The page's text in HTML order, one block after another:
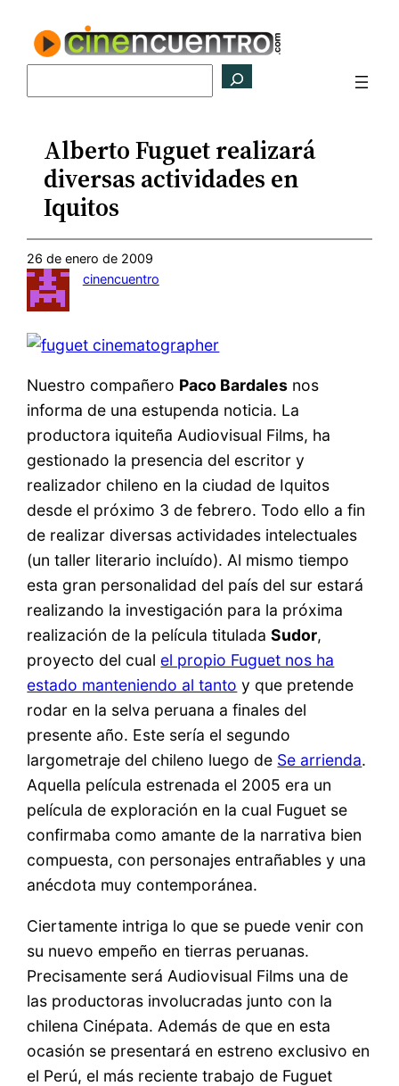
contenido
Alberto Fuguet realizará
diversas actividades en
Iquitos
26 de enero de 2009
cinencuentro
Nuestro compañero Paco Bardales nos
informa de una estupenda noticia. La
productora iquiteña Audiovisual Films, ha
gestionado la presencia del escritor y
realizador chileno en la ciudad de Iquitos
desde el próximo 3 de febrero. Todo ello a fin
de realizar diversas actividades intelectuales
(un taller literario incluído). Al mismo tiempo
esta gran personalidad del país del sur estará
realizando la investigación para la próxima
realización de la película tituladaSudor,
proyecto del cual el propio Fuguet nos ha
estado manteniendo al tanto y que pretende
rodar en la selva peruana a finales del
presente año. Este sería el segundo
largometraje del chileno luego de Se arrienda.
Aquella película estrenada el 2005 era un
película de exploración en la cual Fuguet se
confirmaba como amante de la narrativa bien
compuesta, con personajes entrañables y una
anécdota muy contemporánea.
Ciertamente intriga lo que se puede venir con
su nuevo empeño en tierras peruanas.
Precisamente será Audiovisual Films una de
las productoras involucradas junto con la
chilena Cinépata. Además de que en esta
ocasión se presentará en estreno exclusivo en
el Perú, el más reciente trabajo de Fuguet